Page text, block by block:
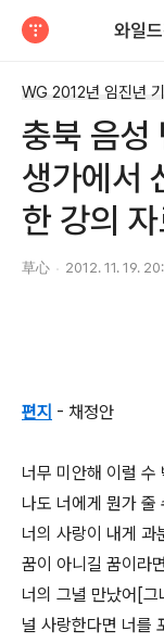
WG 2012년 임진년
충북 음성
생가에서
한 강의
草心 2012. 11. 19.
편지 - 채정안
너무 미안해 이럴 수
나도 너에게 뭔가 줄
너의 사랑이 내게 과
꿈이 아니길 꿈이라
너의 그녈 만났어[
널 사랑한다면 너를